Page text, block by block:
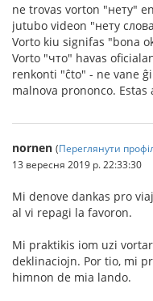
ne trovas vorton "нету"
jutubo videon "нету
Vorto kiu signifas "bona
Vorto "что" havas
renkonti "ĉto" - ne vane
malnova prononco.
nornen (Переглянути
13 вересня 2019 р. 22:33:30
Mi denove dankas pro
al vi repagi la favoron.
Mi praktikis iom uzi
deklinaciojn. Por tio, mi
himnon de mia lando.